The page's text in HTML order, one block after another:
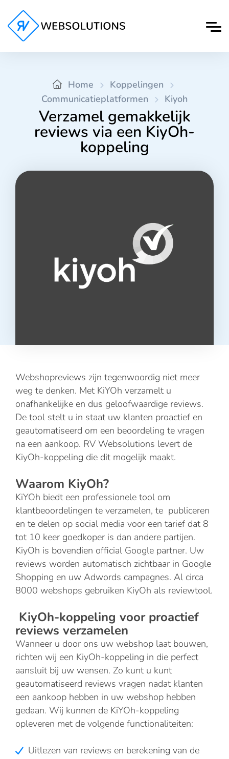
Home
Koppelingen
Communicatieplatformen
Kiyoh
Verzamel gemakkelijk
reviews via een KiyOh-
koppeling
Webshopreviews zijn tegenwoordig niet meer
weg te denken. Met KiYOh verzamelt u
onafhankelijke en dus geloofwaardige reviews.
De tool stelt u in staat uw klanten proactief en
geautomatiseerd om een beoordeling te vragen
na een aankoop. RV Websolutions levert de
KiyOh-koppeling die dit mogelijk maakt.
Waarom KiyOh?
KiYOh biedt een professionele tool om
klantbeoordelingen te verzamelen, te publiceren
en te delen op social media voor een tarief dat 8
tot 10 keer goedkoper is dan andere partijen.
KiyOh is bovendien official Google partner. Uw
reviews worden automatisch zichtbaar in Google
Shopping en uw Adwords campagnes. Al circa
8000 webshops gebruiken KiyOh als reviewtool.
KiyOh-koppeling voor proactief
reviews verzamelen
Wanneer u door ons uw webshop laat bouwen,
richten wij een KiyOh-koppeling in die perfect
aansluit bij uw wensen. Zo kunt u kunt
geautomatiseerd reviews vragen nadat klanten
een aankoop hebben in uw webshop hebben
gedaan. Wij kunnen de KiYOh-koppeling
opleveren met de volgende functionaliteiten:
Uitlezen van reviews en berekening van de